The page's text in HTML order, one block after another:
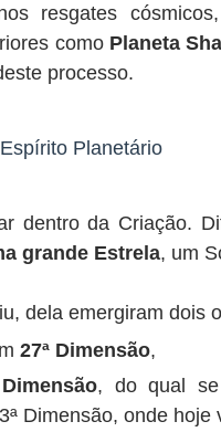
resgates
como Planeta
processo.
Planetário
dentro da Criação.
grande Estrela, um
dela emergiram dois
27ª Dimensão,
, do qual se
Dimensão, onde hoje